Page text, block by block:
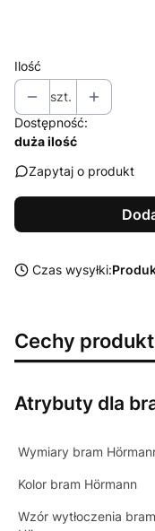
Ilość
szt.
Dostępność:
duża ilość
Zapytaj o produkt
Czas wysyłki:
Cechy
Atrybuty dla
Wymiary bram
Kolor bram Hörmann
Wzór wytłoczenia bram